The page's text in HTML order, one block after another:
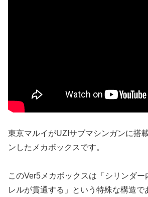
東京マルイがUZIサブマシンガンに搭
ンしたメカボックスです。
このVer5メカボックスは「シリンダ
レルが貫通する」という特殊な構造で